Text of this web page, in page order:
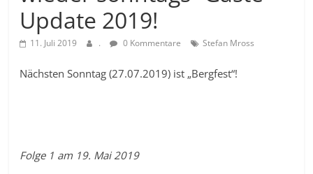
Update 2019!
11. Juli 2019 . 0 Kommentare Stefan Mross
Nächsten Sonntag (27.07.2019) ist „Bergfest“!
Folge 1 am 19. Mai 2019